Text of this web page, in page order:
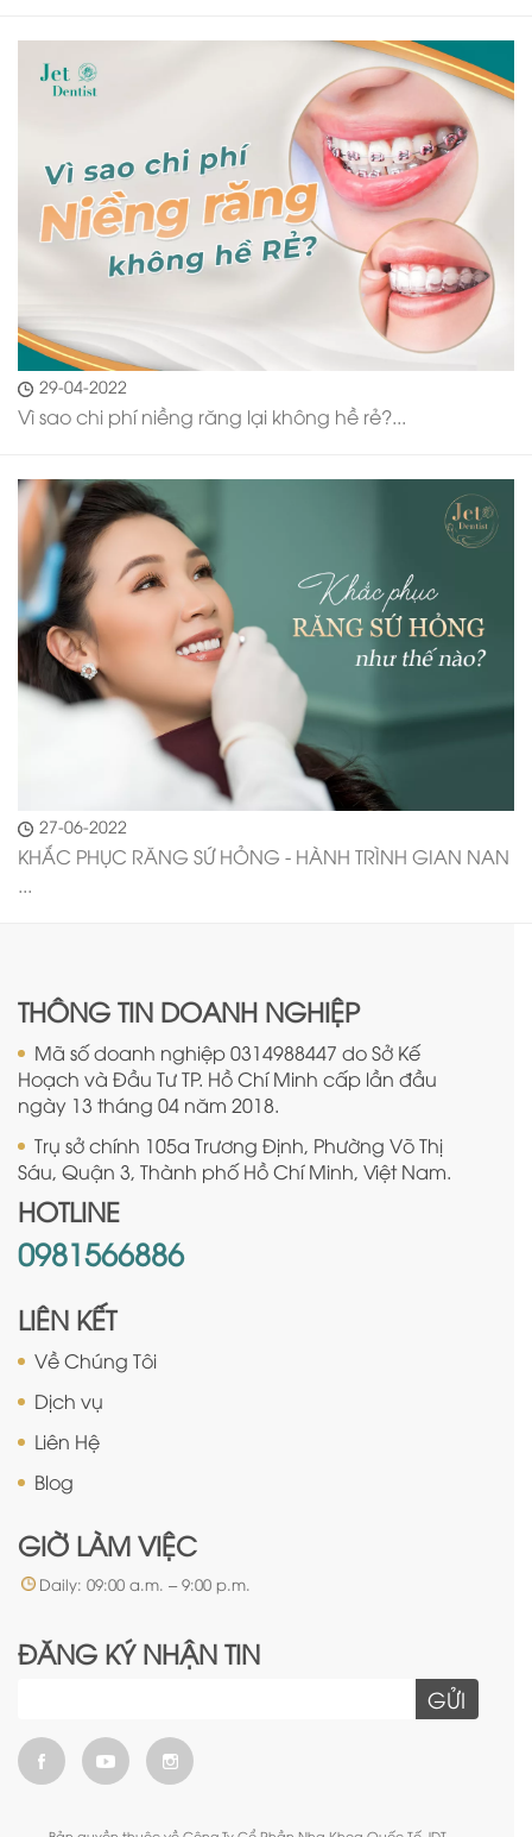
29-04-2022
Vì sao chi phí niềng răng lại không hề rẻ?...
27-06-2022
KHẮC PHỤC RĂNG SỨ HỎNG - HÀNH TRÌNH GIAN NAN
...
THÔNG TIN DOANH NGHIỆP
Mã số doanh nghiệp 0314988447 do Sở Kế
Hoạch và Đầu Tư TP. Hồ Chí Minh cấp lần đầu
ngày 13 tháng 04 năm 2018.
Trụ sở chính 105a Trương Định, Phường Võ Thị
Sáu, Quận 3, Thành phố Hồ Chí Minh, Việt Nam.
HOTLINE
0981566886
LIÊN KẾT
Về Chúng Tôi
Dịch vụ
Liên Hệ
Blog
GIỜ LÀM VIỆC
Daily: 09:00 a.m. – 9:00 p.m.
ĐĂNG KÝ NHẬN TIN
GỬI